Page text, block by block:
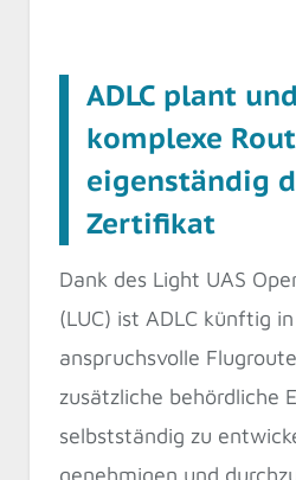
ADLC plant
komplexe
eigenständig
Zertifikat
Dank des Light UAS
(LUC) ist ADLC künftig
anspruchsvolle
zusätzliche behördliche
selbstständig zu
genehmigen und